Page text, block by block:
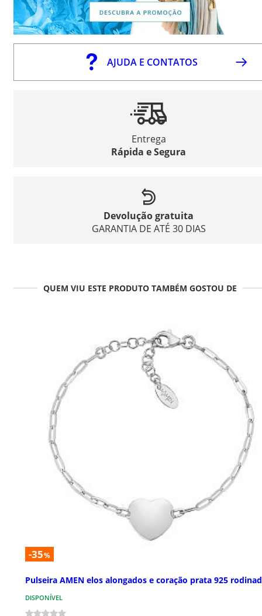
AJUDA E CONTATOS
Entrega
Rápida e Segura
Devolução gratuita
GARANTIA DE ATÉ 30 DIAS
QUEM VIU ESTE PRODUTO TAMBÉM GOSTOU DE
-35%
Pulseira AMEN elos alongados e coração prata 925
DISPONÍVEL